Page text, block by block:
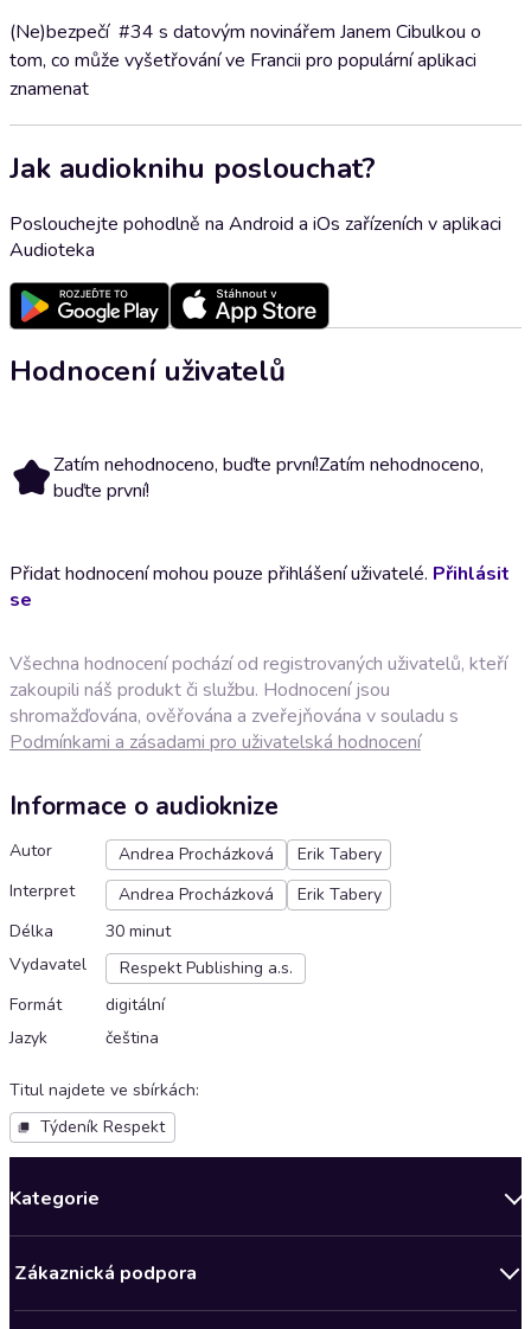
(Ne)bezpečí #34 s datovým novinářem Janem Cibulkou o
tom, co může vyšetřování ve Francii pro populární aplikaci
znamenat
Jak audioknihu poslouchat?
Poslouchejte pohodlně na Android a iOs zařízeních v aplikaci
Audioteka
Hodnocení uživatelů
Zatím nehodnoceno, buďte první!Zatím nehodnoceno,
buďte první!
Přidat hodnocení mohou pouze přihlášení uživatelé. Přihlásit
se
Všechna hodnocení pochází od registrovaných uživatelů, kteří
zakoupili náš produkt či službu. Hodnocení jsou
shromažďována, ověřována a zveřejňována v souladu s
Podmínkami a zásadami pro uživatelská hodnocení
Informace o audioknize
Autor Andrea Procházková
Erik Tabery
Interpret
Andrea Procházková
Erik Tabery
Délka
30 minut
Vydavatel
Respekt Publishing a.s.
Formát
digitální
Jazyk
čeština
Titul najdete ve sbírkách:
Týdeník Respekt
Kategorie
Bestsellery měsíce
Zákaznická podpora